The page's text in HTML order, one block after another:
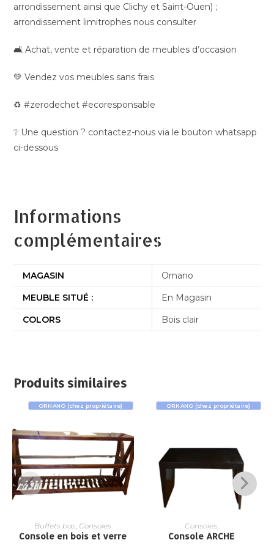
arrondissement ainsi que Clichy et Saint-Ouen) ;
arrondissement limitrophes nous consulter
🛋️ Achat, vente et réparation de meubles d’occasion
💚 Vendez vos meubles sans frais
♻️ #zerodechet #ecoresponsable
❔ Une question ? contactez-nous via le bouton whatsapp
ci-dessous
Informations
complémentaires
MAGASIN
Ornano
MEUBLE SITUÉ :
En Magasin
COLORS
Bois clair
Produits similaires
ORNANO (chez propriétaire)
Buffets bas, Consoles
Console en bois et verre
ORNANO (chez propriétaire)
Consoles
Console ARCHE